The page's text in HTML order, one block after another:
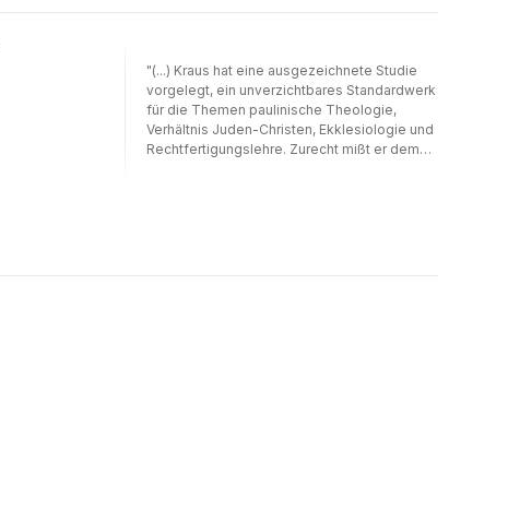
"(...) Kraus hat eine ausgezeichnete Studie
vorgelegt, ein unverzichtbares Standardwerk
für die Themen paulinische Theologie,
Verhältnis Juden-Christen, Ekklesiologie und
Rechtfertigungslehre. Zurecht mißt er dem